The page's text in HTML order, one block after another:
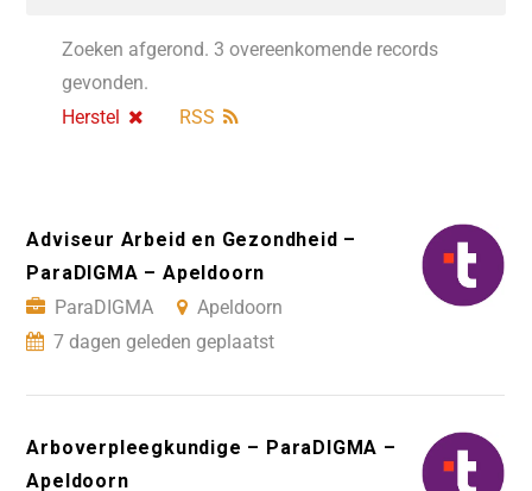
Zoeken afgerond. 3 overeenkomende records
gevonden.
Herstel
RSS
Adviseur Arbeid en Gezondheid –
ParaDIGMA – Apeldoorn
ParaDIGMA
Apeldoorn
7 dagen geleden geplaatst
Arboverpleegkundige – ParaDIGMA –
Apeldoorn